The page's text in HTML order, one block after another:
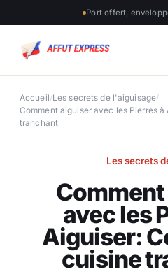
Port offert,
Accueil/Les secrets de l'aiguisage/
Comment aiguiser avec les Pierres
tranchant
Les secrets
avec les
Aiguiser:
cuisine